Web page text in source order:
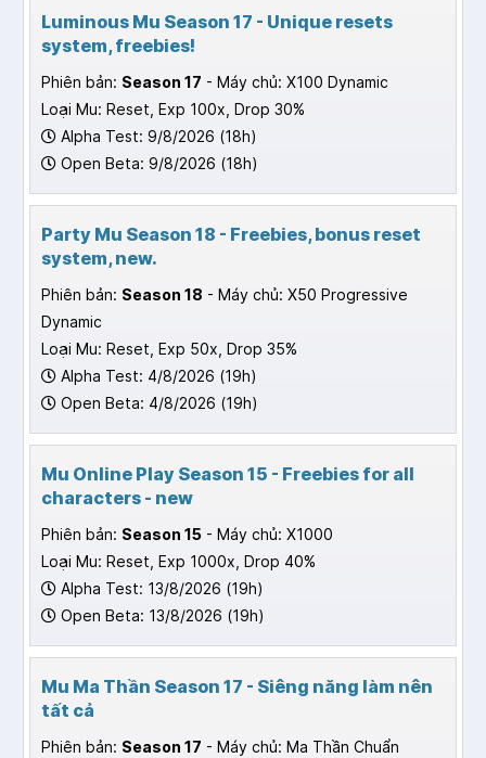
Luminous Mu Season 17 - Unique resets
system, freebies!
Phiên bản: Season 17 - Máy chủ: X100 Dynamic
Loại Mu: Reset, Exp 100x, Drop 30%
Alpha Test: 9/8/2026 (18h)
Open Beta: 9/8/2026 (18h)
Party Mu Season 18 - Freebies, bonus reset
system, new.
Phiên bản: Season 18 - Máy chủ: X50 Progressive
Dynamic
Loại Mu: Reset, Exp 50x, Drop 35%
Alpha Test: 4/8/2026 (19h)
Open Beta: 4/8/2026 (19h)
Mu Online Play Season 15 - Freebies for all
characters - new
Phiên bản: Season 15 - Máy chủ: X1000
Loại Mu: Reset, Exp 1000x, Drop 40%
Alpha Test: 13/8/2026 (19h)
Open Beta: 13/8/2026 (19h)
Mu Ma Thần Season 17 - Siêng năng làm nên
tất cả
Phiên bản: Season 17 - Máy chủ: Ma Thần Chuẩn